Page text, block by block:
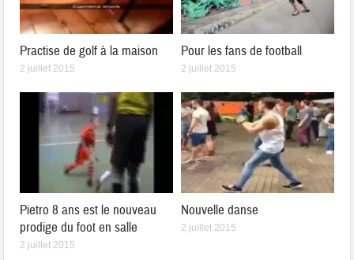
Practise de golf à la maison
2 juillet 2015
Pour les fans de football
2 juillet 2015
Pietro 8 ans est le nouveau
prodige du foot en salle
2 juillet 2015
Nouvelle danse
2 juillet 2015